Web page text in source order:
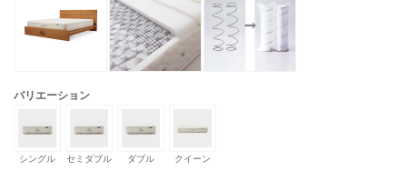
バリエーション
シングル セミダブル ダブル クイーン